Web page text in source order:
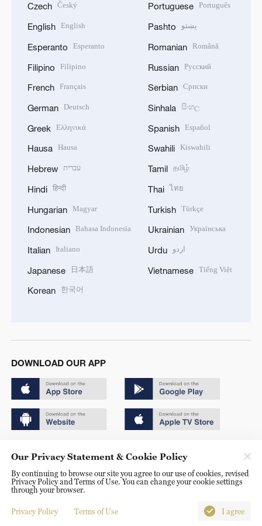
Czech Český
English English
Esperanto Esperanto
Filipino Filipino
French Français
German Deutsch
Greek Ελληνικά
Hausa Hausa
Hebrew עברית
Hindi हिन्दी
Hungarian Magyar
Indonesian Bahasa Indonesia
Italian Italiano
Japanese 日本語
Korean 한국어
Portuguese Português
Pashto پښتو
Romanian Română
Russian Русский
Serbian Српски
Sinhala සිංහල
Spanish Español
Swahili Kiswahili
Tamil தமிழ்
Thai ไทย
Turkish Türkçe
Ukrainian Українська
Urdu اردو
Vietnamese Tiếng Việt
DOWNLOAD OUR APP
京ICP备20000184号
京公网安备 11010502050052号
Disinformation report hotline: 010-85061466
Our Privacy Statement & Cookie Policy
By continuing to browse our site you agree to our use of cookies, revised
Privacy Policy and Terms of Use. You can change your cookie settings
through your browser.
Privacy Policy Terms of Use I agree